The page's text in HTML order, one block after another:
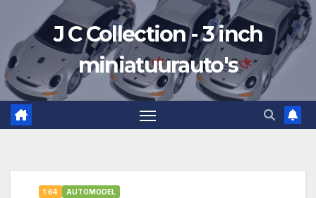
de
inhoud
J C Collection - 3 inch
miniatuurauto's
1:64 AUTOMODEL